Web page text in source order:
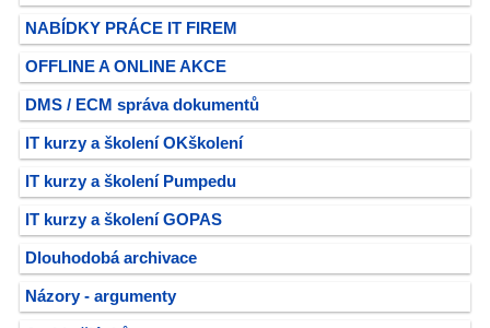
NABÍDKY PRÁCE IT FIREM
OFFLINE A ONLINE AKCE
DMS / ECM správa dokumentů
IT kurzy a školení OKškolení
IT kurzy a školení Pumpedu
IT kurzy a školení GOPAS
Dlouhodobá archivace
Názory - argumenty